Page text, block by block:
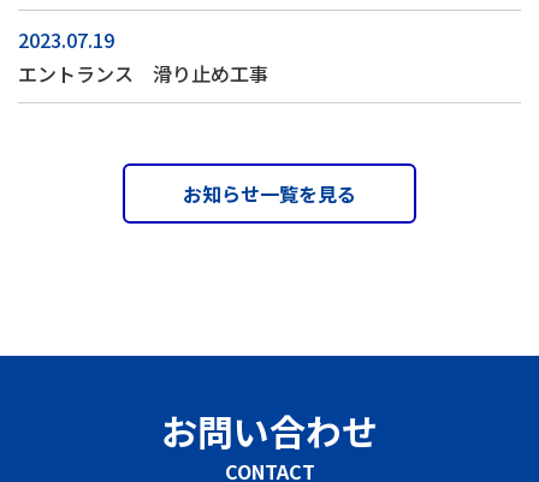
エントランス 滑り止め工事
2023.07.19
お知らせ一覧を見る
お問い合わせ
CONTACT